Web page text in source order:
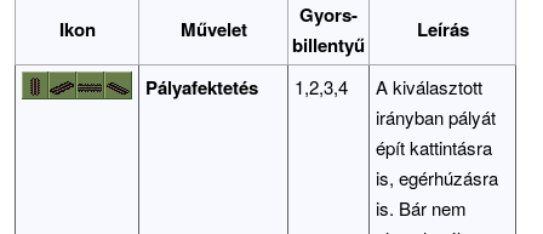
Ikon Művelet
Gyors-
billentyű
Leírás
Pályafektetés 1,2,3,4
A kiválasztott
irányban pályát
épít kattintásra
is, egérhúzásra
is. Bár nem